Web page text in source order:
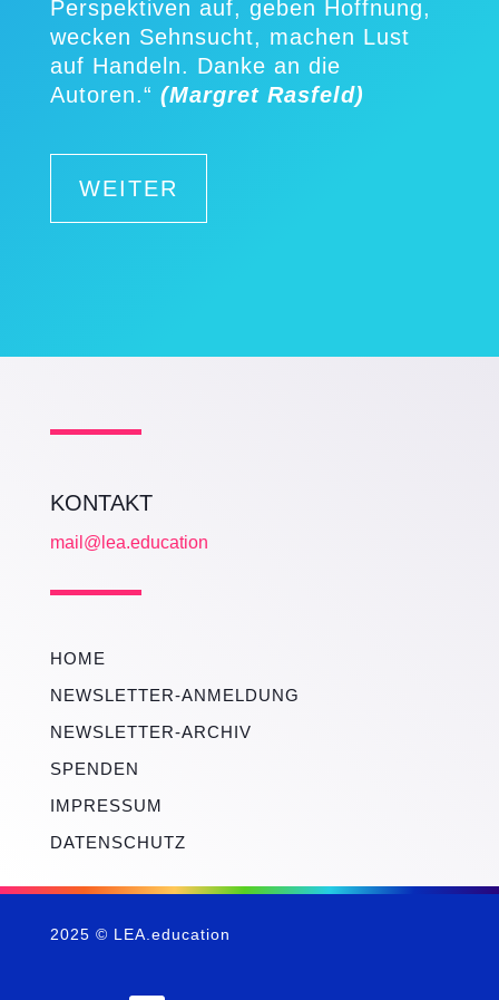
Perspektiven auf, geben Hoffnung,
wecken Sehnsucht, machen Lust
auf Handeln. Danke an die
Autoren.“ (Margret Rasfeld)
WEITER
KONTAKT
mail@lea.education
HOME
NEWSLETTER-ANMELDUNG
NEWSLETTER-ARCHIV
SPENDEN
IMPRESSUM
DATENSCHUTZ
2025 © LEA.education